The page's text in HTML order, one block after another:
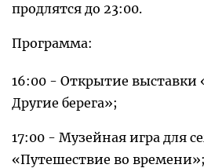
продлятся до 23:00.
Программа:
16:00 - Открытие выставки
Другие берега»;
17:00 - Музейная игра для
«Путешествие во времени»;